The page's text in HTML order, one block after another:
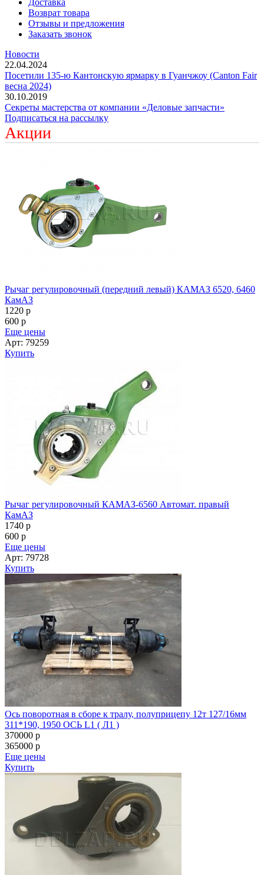
Возврат товара
Отзывы и предложения
Заказать звонок
Новости
22.04.2024
Посетили 135-ю Кантонскую ярмарку в Гуанчжоу (Canton Fair
весна 2024)
30.10.2019
Секреты мастерства от компании «Деловые запчасти»
Подписаться на рассылку
Акции
Рычаг регулировочный (передний левый) КАМАЗ 6520, 6460
КамАЗ
1220 p
600 p
Еще цены
Арт: 79259
Купить
Рычаг регулировочный КАМАЗ-6560 Автомат. правый
КамАЗ
1740 p
600 p
Еще цены
Арт: 79728
Купить
Ось поворотная в сборе к тралу, полуприцепу 12т 127/16мм
311*190, 1950 ОСЬ L1 ( Л1 )
370000 p
365000 p
Еще цены
Купить